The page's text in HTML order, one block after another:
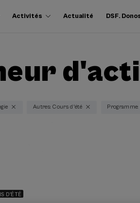
Activités Actualité DSF.
Autres: Cours d'été
D'ÉTÉ